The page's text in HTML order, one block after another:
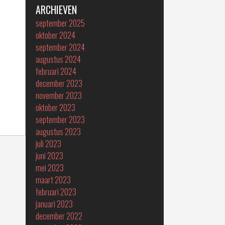
ARCHIEVEN
september 2025
oktober 2024
september 2024
augustus 2024
februari 2024
december 2023
november 2023
oktober 2023
september 2023
augustus 2023
juli 2023
juni 2023
mei 2023
maart 2023
februari 2023
januari 2023
december 2022